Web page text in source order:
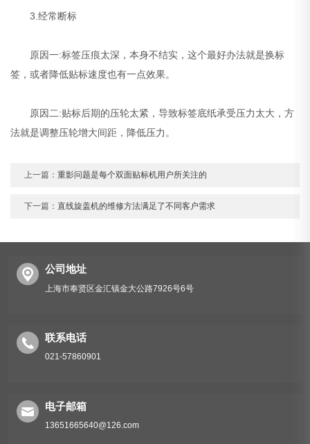
3.经常断标
原因一:标签压痕太深，本身不结实，这个最好办法就是换标
签，或者降低贴标速度也有一点效果。
原因二:贴标后期的压轮太紧，导致标签底纸承受压力太大，方
法就是调整压轮增大间距，降低压力。
上一篇：重影问题是每个双面贴标机用户所关注的
下一篇：直线旋盖机的维修方法满足了不同客户需求
公司地址
上海市奉贤区金汇镇金大公路7926号6号
联系电话
021-57860901
电子邮箱
13651665640@126.com